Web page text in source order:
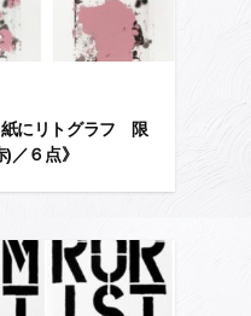
にリトグラフ 限
６点》